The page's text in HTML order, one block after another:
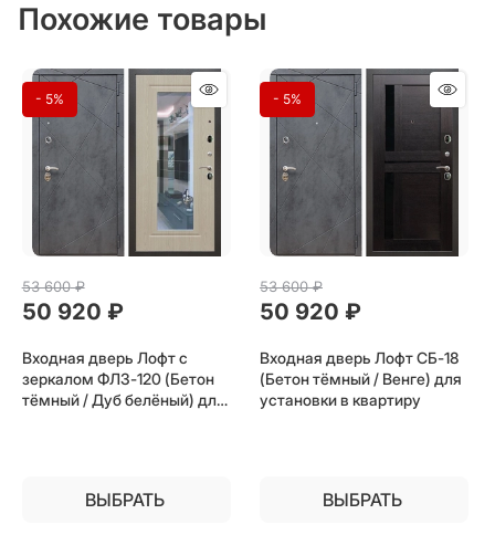
Похожие товары
- 5%
53 600 ₽
50 920 ₽
Входная дверь Лофт с
зеркалом ФЛЗ-120 (Бетон
тёмный / Дуб белёный) для
ВЫБРАТЬ
- 5%
53 600 ₽
50 920 ₽
Входная дверь Лофт СБ-18
(Бетон тёмный / Венге) для
установки в квартиру
ВЫБРАТЬ